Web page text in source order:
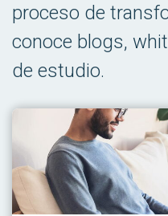
proceso de
conoce blogs,
de estudio.